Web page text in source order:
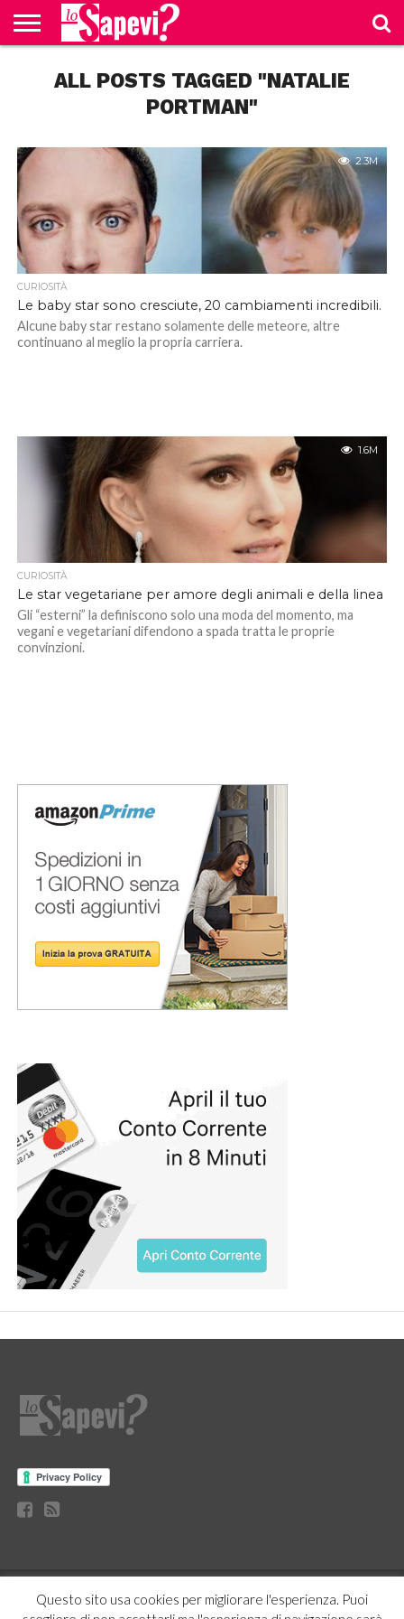
BENESSERE
GOSSIP
PRODOTTI
AMAZON
NEWS
CASA E
CUCINA
ALL POSTS TAGGED "NATALIE
PORTMAN"
2.3M
CURIOSITÀ
Le baby star sono cresciute, 20 cambiamenti incredibili.
Alcune baby star restano solamente delle meteore, altre
continuano al meglio la propria carriera.
1.6M
CURIOSITÀ
Le star vegetariane per amore degli animali e della linea
Gli “esterni” la definiscono solo una moda del momento, ma
vegani e vegetariani difendono a spada tratta le proprie
convinzioni.
NEWS
CASA E CUCINA
Questo sito usa cookies per migliorare l'esperienza. Puoi